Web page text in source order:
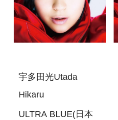
宇多田光Utada
Hikaru
ULTRA BLUE(日本